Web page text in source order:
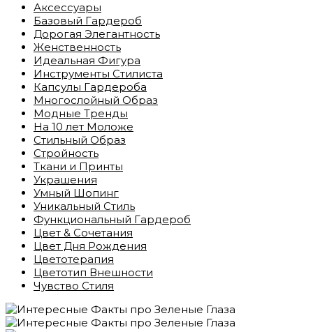
Аксессуары
Базовый Гардероб
Дорогая Элегантность
Женственность
Идеальная Фигура
Инструменты Стилиста
Капсулы Гардероба
Многослойный Образ
Модные Тренды
На 10 лет Моложе
Стильный Образ
Стройность
Ткани и Принты
Украшения
Умный Шопинг
Уникальный Стиль
Функциональный Гардероб
Цвет & Сочетания
Цвет Дня Рождения
Цветотерапия
Цветотип Внешности
Чувство Стиля